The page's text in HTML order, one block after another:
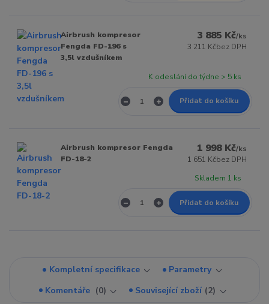
Airbrush kompresor
Fengda FD-196 s
3,5l vzdušníkem
3 885 Kč/ks
3 211 Kčbez DPH
K odeslání do týdne > 5 ks
Přidat do košíku
Airbrush kompresor Fengda
FD-18-2
1 998 Kč/ks
1 651 Kčbez DPH
Skladem 1 ks
Přidat do košíku
Kompletní specifikace
Parametry
Komentáře
0 Související zboží 2